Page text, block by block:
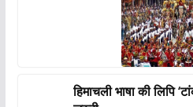
हिमाचली भाषा की लिपि ‘टांकरी’ का संरक्षण